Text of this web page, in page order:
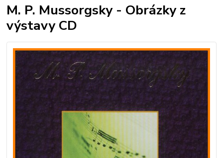
M. P. Mussorgsky - Obrázky z
výstavy CD